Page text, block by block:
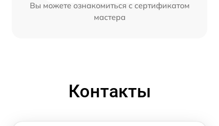
Вы можете ознакомиться с сертификатом
мастера
Контакты